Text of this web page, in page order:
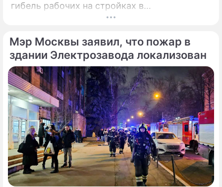
гибель рабочих на стройках в
Калининградской области.
распоряжении редакции) депутат направил
6 февраля 2025 года председателю СК РФ
Александру Бастрыкину. В письме Кирьянов
отмечает, что число несчастных случаев в
регионе продолжает расти.
Мэр Москвы заявил, что пожар в
здании Электрозавода локализован